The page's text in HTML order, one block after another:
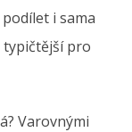
i sama
pro
Varovnými